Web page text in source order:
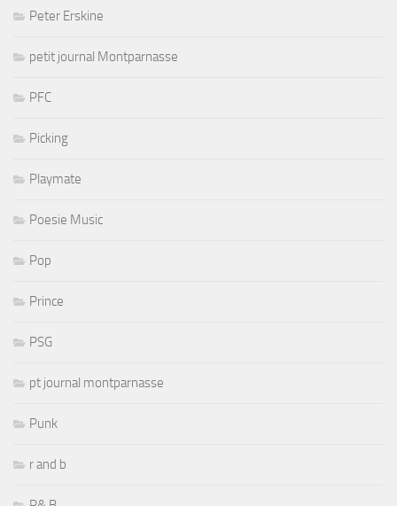
Peter Erskine
petit journal Montparnasse
PFC
Picking
Playmate
Poesie Music
Pop
Prince
PSG
pt journal montparnasse
Punk
r and b